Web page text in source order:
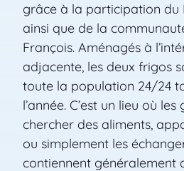
grâce à la participation du
ainsi que de la
François. Aménagés à
adjacente, les deux frigos
toute la population 24/24
l’année. C’est un lieu où
chercher des aliments,
ou simplement les
contiennent généralement